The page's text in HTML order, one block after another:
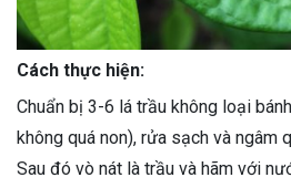
Cách thực hiện:
Chuẩn bị 3-6 lá trầu không loại
không quá non), rửa sạch và ngâm
Sau đó vò nát là trầu và hãm với